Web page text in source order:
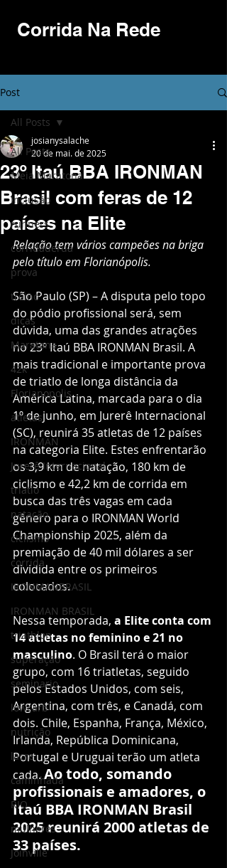
Corrida Na Rede
Post
All Posts
Meia Maratona
Inclusão
runners
corridaderua
prova
treino
dicas
Maratona
42k
Florianopolis
atletas
IRONMAN
Jurerê Internacional
triatlo
natação
ciclismo
corrida
IRONMANBRASIL
IRONMAN BRASIL
triathlon
superação
seminario
lowcarb
nutrição
lacre
caminhada
RIO
mulheres
Joinville
All Posts
23º Itaú BBA IRONMAN
Brasil com feras de 12
países na Elite
josianysalache
20 de mai. de 2025
Relação tem vários campeões na briga
pelo título em Florianópolis.
São Paulo (SP) – A disputa pelo topo
do pódio profissional será, sem
dúvida, uma das grandes atrações
no 23º Itaú BBA IRONMAN Brasil. A
mais tradicional e importante prova
de triatlo de longa distância da
América Latina, marcada para o dia
1º de junho, em Jurerê Internacional
(SC), reunirá 35 atletas de 12 países
na categoria Elite. Estes enfrentarão
os 3,9 km de natação, 180 km de
ciclismo e 42,2 km de corrida em
busca das três vagas em cada
gênero para o IRONMAN World
Championship 2025, além da
premiação de 40 mil dólares a ser
dividida entre os primeiros
colocados.
Nessa temporada, a Elite conta com
14 atletas no feminino e 21 no
masculino. O Brasil terá o maior
grupo, com 16 triatletas, seguido
pelos Estados Unidos, com seis,
Argentina, com três, e Canadá, com
dois. Chile, Espanha, França, México,
Irlanda, República Dominicana,
Portugal e Uruguai terão um atleta
cada. Ao todo, somando
profissionais e amadores, o
Itaú BBA IRONMAN Brasil
2025 reunirá 2000 atletas de
33 países.